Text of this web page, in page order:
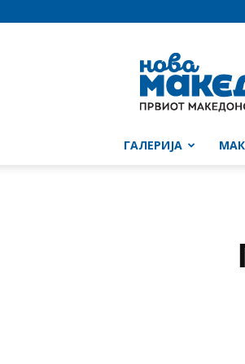
ГАЛЕРИЈА